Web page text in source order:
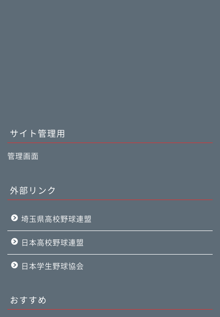
サイト管理用
管理画面
外部リンク
埼玉県高校野球連盟
日本高校野球連盟
日本学生野球協会
おすすめ